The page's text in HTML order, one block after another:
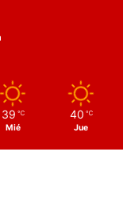
39 ℃
Mié
40 ℃
Jue